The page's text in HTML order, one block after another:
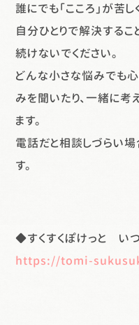
誰にでも「こころ」が苦し
自分ひとりで解決するこ
続けないでください。
どんな小さな悩みでも
みを聞いたり、一緒に考
ます。
電話だと相談しづらい
す。
◆すくすくぽけっと い
https://tomi-